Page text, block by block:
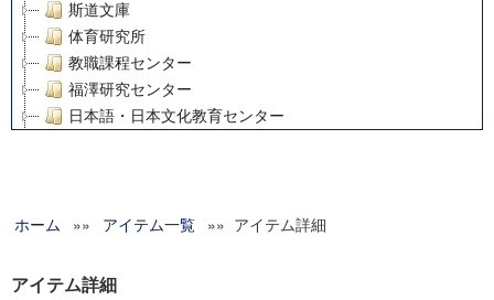
斯道文庫
体育研究所
教職課程センター
福澤研究センター
日本語・日本文化教育センター
グローバルリサーチインスティテュート
科学研究費補助金研究成果報告書
ホーム »» アイテム一覧 »» アイテム詳細
アイテム詳細